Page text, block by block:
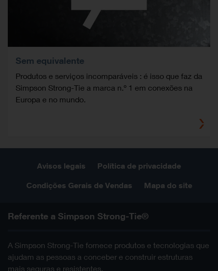
Sem equivalente
Produtos e serviços incomparáveis : é isso que faz da
Simpson Strong-Tie a marca n.º 1 em conexões na
Europa e no mundo.
Avisos legais Política de privacidade
Condições Gerais de Vendas Mapa do site
Referente a Simpson Strong-Tie®
A Simpson Strong-Tie fornece produtos e tecnologias que
ajudam as pessoas a conceber e construir estruturas
mais seguras e resistentes.